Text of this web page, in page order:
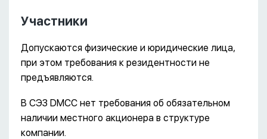
Участники
Допускаются физические и юридические лица,
при этом требования к резидентности не
предъявляются.
В СЭЗ DMCC нет требования об обязательном
наличии местного акционера в структуре
компании.